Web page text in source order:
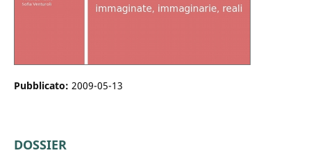
Pubblicato: 2009-05-13
DOSSIER